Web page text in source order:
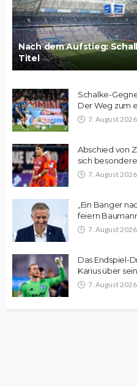
Nach dem Aufstieg:
Titel
Schalke-
Der Weg zum
7. August 2026
Abschied von
sich
7. August 2026
„Ein Banger
feiern
7. August 2026
Das Endspiel-
Karius über
7. August 2026